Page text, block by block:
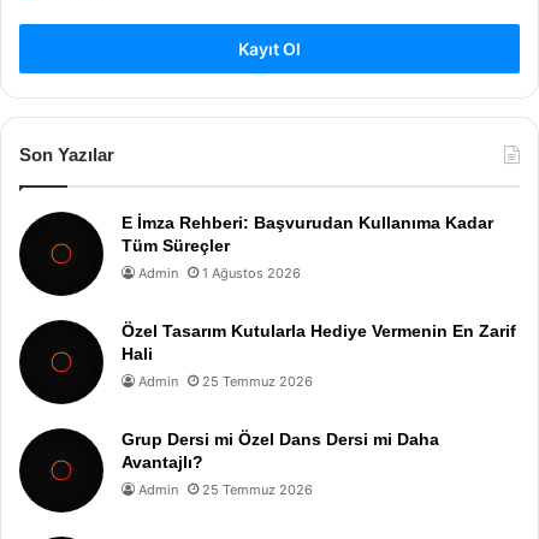
Kayıt Ol
Son Yazılar
E İmza Rehberi: Başvurudan Kullanıma Kadar
Tüm Süreçler
Admin 1 Ağustos 2026
Özel Tasarım Kutularla Hediye Vermenin En Zarif
Hali
Admin 25 Temmuz 2026
Grup Dersi mi Özel Dans Dersi mi Daha
Avantajlı?
Admin 25 Temmuz 2026